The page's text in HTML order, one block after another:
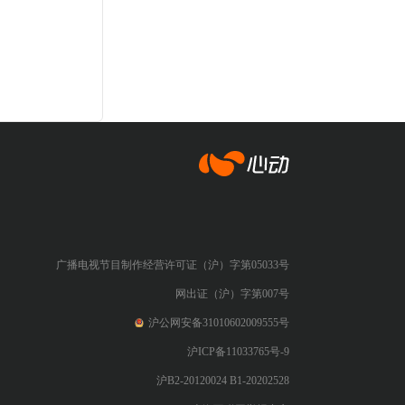
广播电视节目制作经营许可证（沪）字第05033号
网出证（沪）字第007号
沪公网安备31010602009555号
沪ICP备11033765号-9
沪B2-20120024 B1-20202528
心动网络